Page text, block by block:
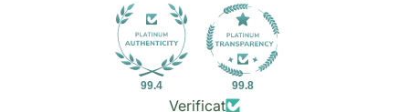
99.4 99.8
Verificat